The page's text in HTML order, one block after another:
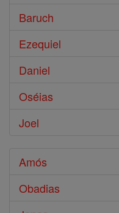
Baruch
Ezequiel
Daniel
Oséias
Joel
Amós
Obadias